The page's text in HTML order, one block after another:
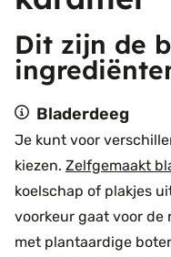
Dit zijn de
Bladerdeeg
Je kunt voor
kiezen. Zelfgemaakt
koelschap of plakjes
voorkeur gaat voor de
met plantaardige